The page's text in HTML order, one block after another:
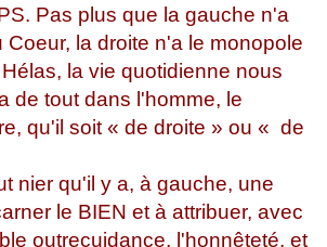
Pas plus que la gauche n'a
Coeur, la droite n'a le monopole
la vie quotidienne nous
de tout dans l'homme, le
qu'il soit « de droite » ou « de
nier qu'il y a, à gauche, une
le BIEN et à attribuer, avec
outrecuidance, l'honnêteté, et